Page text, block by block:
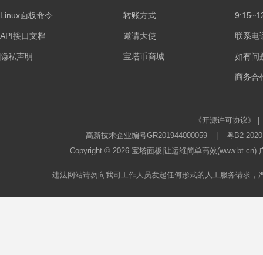
Linux面板命令
API接口文档
隐私声明
转账方式
邀请大使
宝塔币商城
联系电
如有问
商务合
《开源许可协议》
高新技术企业编号GR201944000059
粤B2-
Copyright © 2026 宝塔面板 |让运维简单高效
违法网站请勿向我司工作人员发起任何形式的人工服务请求，